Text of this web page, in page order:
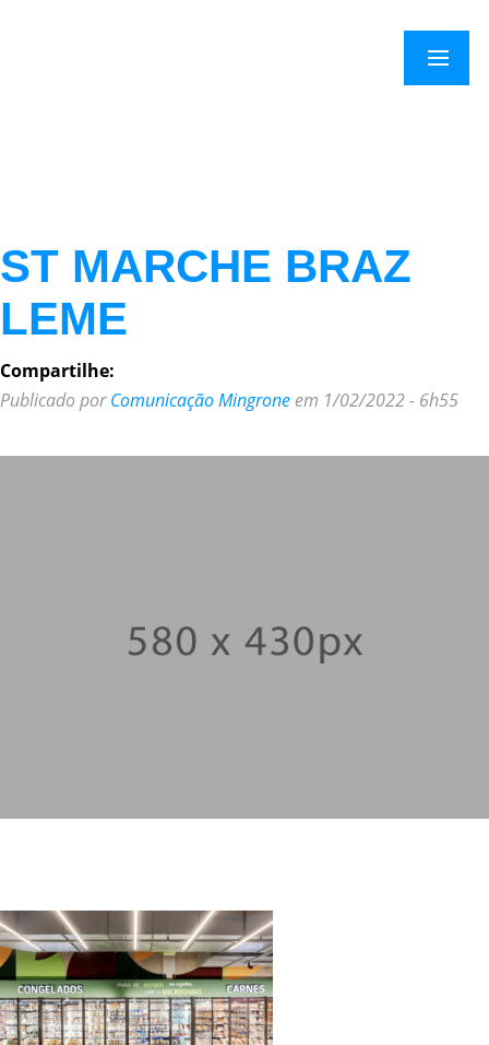
×
Menu
ST MARCHE BRAZ
LEME
Compartilhe:
Publicado porComunicação Mingrone em 1/02/2022 - 6h55